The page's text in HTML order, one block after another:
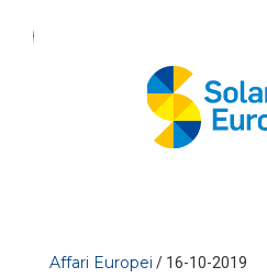
Affari Europei / 16-10-2019